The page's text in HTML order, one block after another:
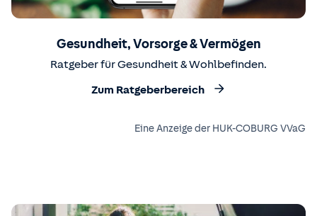
Gesundheit, Vorsorge & Vermögen
Ratgeber für Gesundheit & Wohlbefinden.
Zum Ratgeberbereich
Eine Anzeige der HUK-COBURG VVaG